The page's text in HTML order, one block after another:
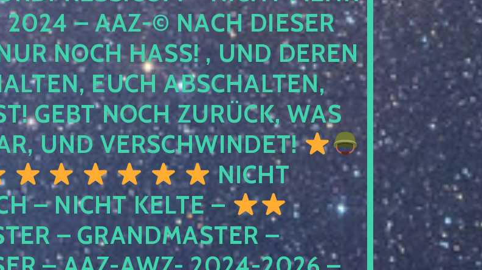
– AAZ-© NACH DIESER NA
NOCH HASS! , UND DEREN KI
EUCH ABSCHALTEN, EH
NOCH ZURÜCK, WAS AU
UND VERSCHWINDET!
NICHT
– NICHT KELTE –
– GRANDMASTER – S